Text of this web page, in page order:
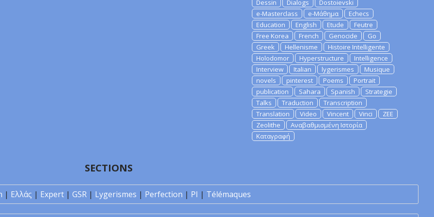
Dessin
Dialogs
Dostoievski
e-Masterclass
e-Μάθημα
Echecs
Education
English Etude
Feutre
Free Korea
French Genocide
Go
Greek
Hellenisme
Histoire Intelligente
Holodomor
Hyperstructure
Intelligence
Interview
Italian lygerismes
Musique
novels
pinterest Poems
Portrait
publication
Sahara Spanish
Strategie
Talks
Traduction
Transcription
Translation
Video Vincent Vinci
ZEE
Zeolithe
Αναβαθμισμένη Ιστορία
Καταγραφή
SECTIONS
| Ελλάς | Expert | GSR | Lygerismes | Perfection | PI | Télémaques